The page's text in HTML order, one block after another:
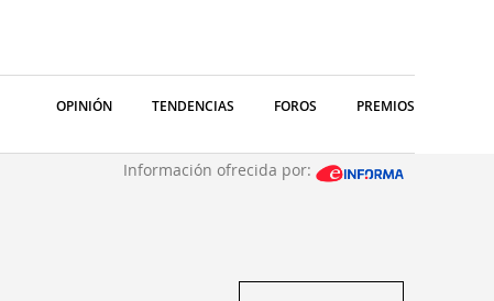
OPINIÓN TENDENCIAS FOROS PREMIOS
Información ofrecida por: